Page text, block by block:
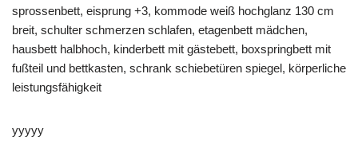
sprossenbett, eisprung +3, kommode weiß hochglanz 130 cm
breit, schulter schmerzen schlafen, etagenbett mädchen,
hausbett halbhoch, kinderbett mit gästebett, boxspringbett mit
fußteil und bettkasten, schrank schiebetüren spiegel, körperliche
leistungsfähigkeit
yyyyy